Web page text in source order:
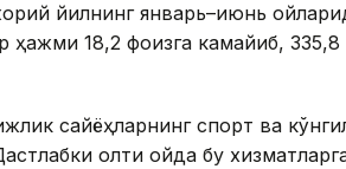
йилнинг январь–июнь
ҳажми 18,2 фоизга камайиб,
сайёҳларнинг спорт ва
олти ойда бу